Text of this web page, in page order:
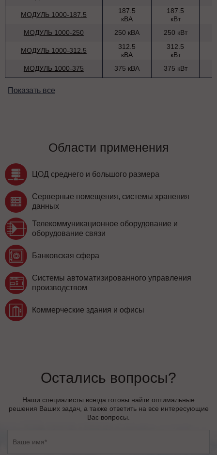
МОДУЛЬ 1000-187.5
187.5
кВА
187.5
кВт
МОДУЛЬ 1000-250
250 кВА 250 кВт
МОДУЛЬ 1000-312.5
312.5
кВА
312.5
кВт
МОДУЛЬ 1000-375
375 кВА 375 кВт
Показать все
Области применения
ЦОД среднего и большого размера
Серверные помещения, системы хранения
данных
Телекоммуникационное оборудование и
оборудование связи
Банковская сфера
Системы автоматизированного управления
производством
Коммерческие здания и офисы
Остались вопросы?
Наши специалисты всегда готовы найти оптимальные
решения Ваших задач, а также ответить на все интересующие
Вас вопросы.